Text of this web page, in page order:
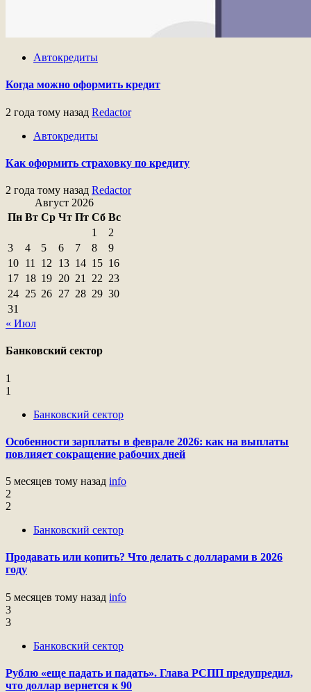
Автокредиты
Когда можно оформить кредит
2 года тому назад Redactor
Автокредиты
Как оформить страховку по кредиту
2 года тому назад Redactor
Август 2026
Пн Вт Ср Чт Пт Сб Вс
1
2
3
4 5 6 7 8
9
10 11 12 13 14 15 16
17 18 19 20 21 22 23
24 25 26 27 28 29 30
31
« Июл
Банковский сектор
1
1
Банковский сектор
Особенности зарплаты в феврале 2026: как на выплаты
повлияет сокращение рабочих дней
5 месяцев тому назад info
2
2
Банковский сектор
Продавать или копить? Что делать с долларами в 2026
году
5 месяцев тому назад info
3
3
Банковский сектор
Рублю «еще падать и падать». Глава РСПП предупредил,
что доллар вернется к 90